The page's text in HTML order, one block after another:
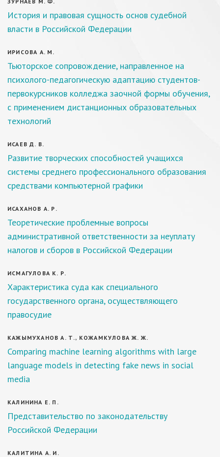
История и правовая сущность основ судебной
власти в Российской Федерации
ИРИСОВА А. М.
Тьюторское сопровождение, направленное на
психолого-педагогическую адаптацию студентов-
первокурсников колледжа заочной формы обучения,
с применением дистанционных образовательных
технологий
ИСАЕВ Д. В.
Развитие творческих способностей учащихся
системы среднего профессионального образования
средствами компьютерной графики
ИСАХАНОВ А. Р.
Теоретические проблемные вопросы
административной ответственности за неуплату
налогов и сборов в Российской Федерации
ИСМАГУЛОВА К. Р.
Характеристика суда как специального
государственного органа, осуществляющего
правосудие
КАЖЫМУХАНОВ А. Т., КОЖАМКУЛОВА Ж. Ж.
Comparing machine learning algorithms with large
language models in detecting fake news in social
media
КАЛИНИНА Е. П.
Представительство по законодательству
Российской Федерации
КАЛИТИНА А. И.